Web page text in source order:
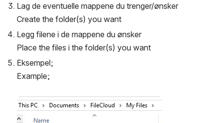
Lag de eventuelle mappene du trenger/ønsker
Create the folder(s) you want
Legg filene i de mappene du ønsker
Place the files i the folder(s) you want
Eksempel;
Example;
Open